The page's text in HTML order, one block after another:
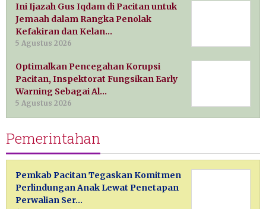
Ini Ijazah Gus Iqdam di Pacitan untuk
Jemaah dalam Rangka Penolak
Kefakiran dan Kelan…
5 Agustus 2026
Optimalkan Pencegahan Korupsi
Pacitan, Inspektorat Fungsikan Early
Warning Sebagai Al…
5 Agustus 2026
Pemerintahan
Pemkab Pacitan Tegaskan Komitmen
Perlindungan Anak Lewat Penetapan
Perwalian Ser…